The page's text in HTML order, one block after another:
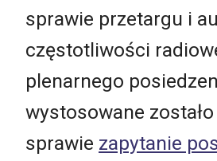
sprawie przetargu i
częstotliwości
plenarnego
wystosowane
sprawie zapytanie